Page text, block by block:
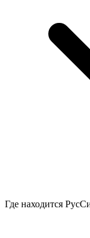
Где находится